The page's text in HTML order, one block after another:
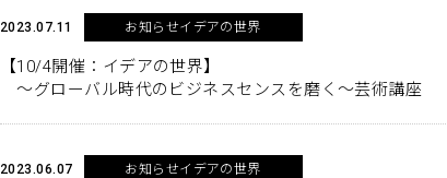
2023.07.11 お知らせイデアの世界
【10/4開催：イデアの世界】
～グローバル時代のビジネスセンスを磨く～芸術講座
2023.06.07 お知らせイデアの世界